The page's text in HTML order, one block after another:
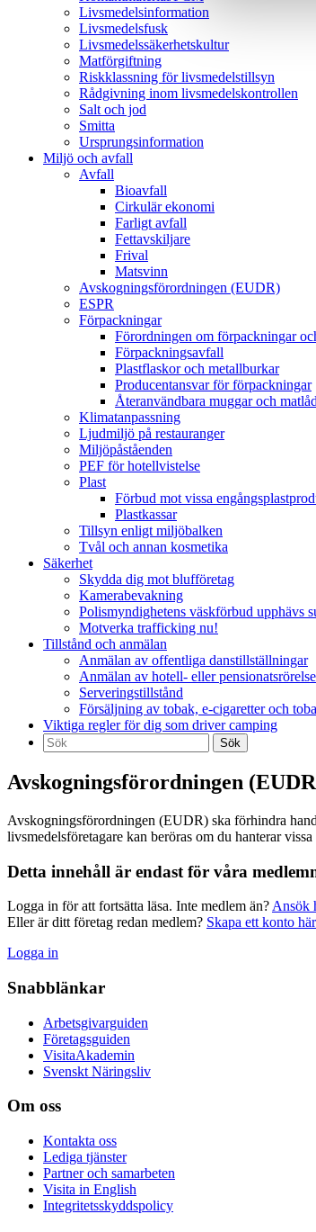
Livsmedelsinformation
Livsmedelsfusk
Livsmedelssäkerhetskultur
Matförgiftning
Riskklassning för livsmedelstillsyn
Rådgivning inom livsmedelskontrollen
Salt och jod
Smitta
Ursprungsinformation
Miljö och avfall
Avfall
Bioavfall
Cirkulär ekonomi
Farligt avfall
Fettavskiljare
Frival
Matsvinn
Avskogningsförordningen (EUDR)
ESPR
Förpackningar
Förordningen om förpackningar
Förpackningsavfall
Plastflaskor och metallburkar
Producentansvar för förpackningar
Återanvändbara muggar och
Klimatanpassning
Ljudmiljö på restauranger
Miljöpåståenden
PEF för hotellvistelse
Plast
Förbud mot vissa
Plastkassar
Tillsyn enligt miljöbalken
Tvål och annan kosmetika
Säkerhet
Skydda dig mot blufföretag
Kamerabevakning
Polismyndighetens väskförbud upphävs
Motverka trafficking nu!
Tillstånd och anmälan
Anmälan av offentliga danstillställningar
Anmälan av hotell- eller pensionatsrörelse
Serveringstillstånd
Försäljning av tobak, e-cigaretter och
Viktiga regler för dig som driver camping
Sök
efter:
Avskogningsförordningen
Avskogningsförordningen (EUDR) ska förhindra
livsmedelsföretagare kan beröras om du hanterar
Detta innehåll är endast för våra
Logga in för att fortsätta läsa. Inte medlem än? Ansök
Eller är ditt företag redan medlem? Skapa ett konto här
Logga in
Snabblänkar
Arbetsgivarguiden
Företagsguiden
VisitaAkademin
Svenskt Näringsliv
Om oss
Kontakta oss
Lediga tjänster
Partner och samarbeten
Visita in English
Integritetsskyddspolicy